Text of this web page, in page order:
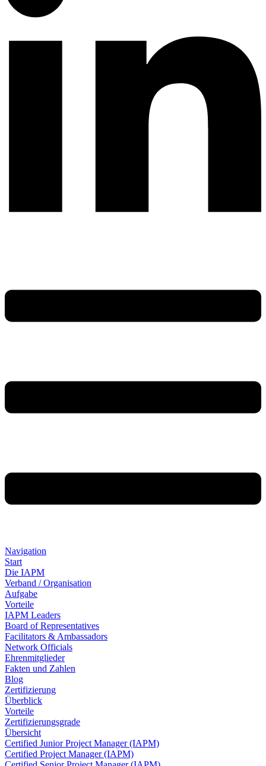
Navigation
Start
Die IAPM
Verband / Organisation
Aufgabe
Vorteile
IAPM Leaders
Board of Representatives
Facilitators & Ambassadors
Network Officials
Ehrenmitglieder
Fakten und Zahlen
Blog
Zertifizierung
Überblick
Vorteile
Zertifizierungsgrade
Übersicht
Certified Junior Project Manager (IAPM)
Certified Project Manager (IAPM)